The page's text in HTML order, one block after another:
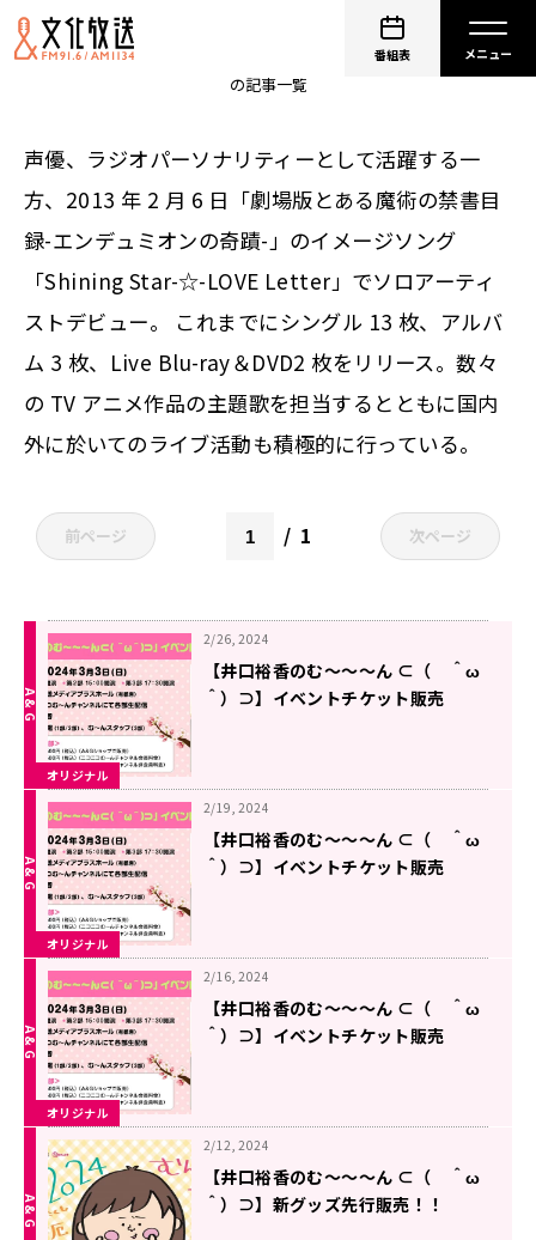
番組表
の記事一覧
声優、ラジオパーソナリティーとして活躍する一
方、2013 年 2 月 6 日「劇場版とある魔術の禁書目
録-エンデュミオンの奇蹟-」のイメージソング
「Shining Star-☆-LOVE Letter」でソロアーティ
ストデビュー。 これまでにシングル 13 枚、アルバ
ム 3 枚、Live Blu-ray＆DVD2 枚をリリース。数々
の TV アニメ作品の主題歌を担当するとともに国内
外に於いてのライブ活動も積極的に行っている。
前ページ 1 次ページ
オリジナル
2/26, 2024
【井口裕香のむ～～～ん ⊂（ ＾ω
＾）⊃】イベントチケット販売
オリジナル
2/19, 2024
【井口裕香のむ～～～ん ⊂（ ＾ω
＾）⊃】イベントチケット販売
オリジナル
2/16, 2024
【井口裕香のむ～～～ん ⊂（ ＾ω
＾）⊃】イベントチケット販売
2/12, 2024
【井口裕香のむ～～～ん ⊂（ ＾ω
＾）⊃】新グッズ先行販売！！